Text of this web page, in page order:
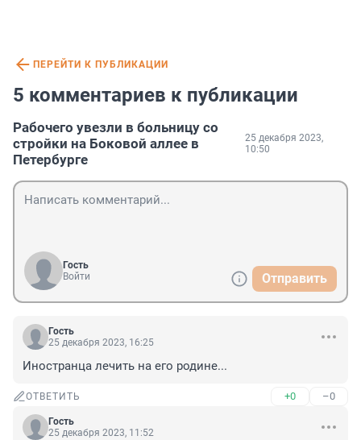
ПЕРЕЙТИ К ПУБЛИКАЦИИ
5 комментариев к публикации
Рабочего увезли в больницу со
стройки на Боковой аллее в
Петербурге
25 декабря 2023,
10:50
Гость
Войти
Отправить
Гость
25 декабря 2023, 16:25
Иностранца лечить на его родине...
ОТВЕТИТЬ +0 –0
Гость
25 декабря 2023, 11:52